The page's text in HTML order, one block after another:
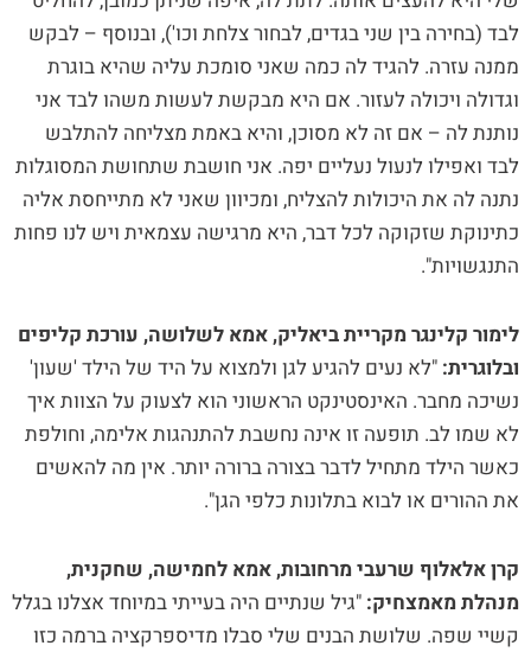
לבד (בחירה בין שני בגדים, לבחור צלחת וכו'), ובנוסף – לבקש
ממנה עזרה. להגיד לה כמה שאני סומכת עליה שהיא בוגרת
וגדולה ויכולה לעזור. אם היא מבקשת לעשות משהו לבד אני
נותנת לה – אם זה לא מסוכן, והיא באמת מצליחה להתלבש
לבד ואפילו לנעול נעליים יפה. אני חושבת שתחושת המסוגלות
נתנה לה את היכולות להצליח, ומכיוון שאני לא מתייחסת אליה
כתינוקת שזקוקה לכל דבר, היא מרגישה עצמאית ויש לנו פחות
התנגשויות".
לימור קלינגר מקריית ביאליק, אמא לשלושה, עורכת קליפים
ובלוגרית: "לא נעים להגיע לגן ולמצוא על היד של הילד 'שעון'
נשיכה מחבר. האינסטינקט הראשוני הוא לצעוק על הצוות איך
לא שמו לב. תופעה זו אינה נחשבת להתנהגות אלימה, וחולפת
כאשר הילד מתחיל לדבר בצורה ברורה יותר. אין מה להאשים
את ההורים או לבוא בתלונות כלפי הגן".
קרן אלאלוף שרעבי מרחובות, אמא לחמישה, שחקנית,
מנהלת מאמצחיק: "גיל שנתיים היה בעייתי במיוחד אצלנו בגלל
קשיי שפה. שלושת הבנים שלי סבלו מדיספרקציה ברמה כזו